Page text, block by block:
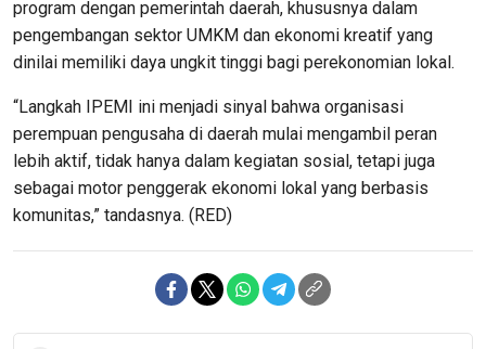
program dengan pemerintah daerah, khususnya dalam
pengembangan sektor UMKM dan ekonomi kreatif yang
dinilai memiliki daya ungkit tinggi bagi perekonomian lokal.
“Langkah IPEMI ini menjadi sinyal bahwa organisasi
perempuan pengusaha di daerah mulai mengambil peran
lebih aktif, tidak hanya dalam kegiatan sosial, tetapi juga
sebagai motor penggerak ekonomi lokal yang berbasis
komunitas,” tandasnya. (RED)